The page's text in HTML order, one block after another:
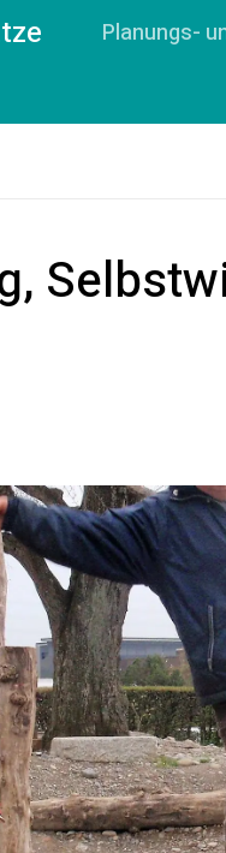
Planungs-